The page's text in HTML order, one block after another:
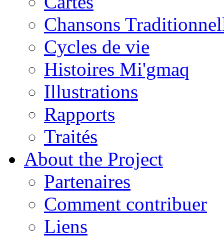
Chansons
Cycles de vie
Histoires Mi'gmaq
Illustrations
Rapports
Traités
About the Project
Partenaires
Comment contribuer
Liens